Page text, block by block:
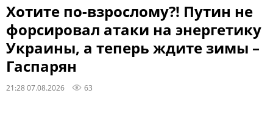
Хотите по-взрослому?! Путин не
форсировал атаки на энергетику
Украины, а теперь ждите зимы –
Гаспарян
21:28 07.08.2026 63